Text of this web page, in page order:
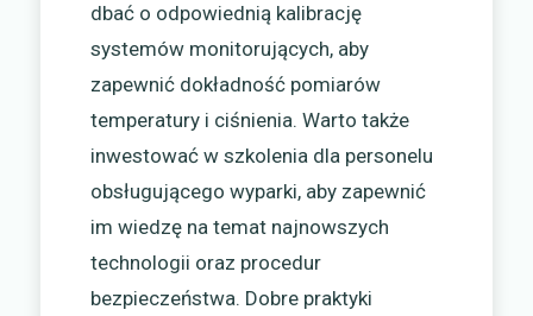
dbać o odpowiednią kalibrację
systemów monitorujących, aby
zapewnić dokładność pomiarów
temperatury i ciśnienia. Warto także
inwestować w szkolenia dla personelu
obsługującego wyparki, aby zapewnić
im wiedzę na temat najnowszych
technologii oraz procedur
bezpieczeństwa. Dobre praktyki